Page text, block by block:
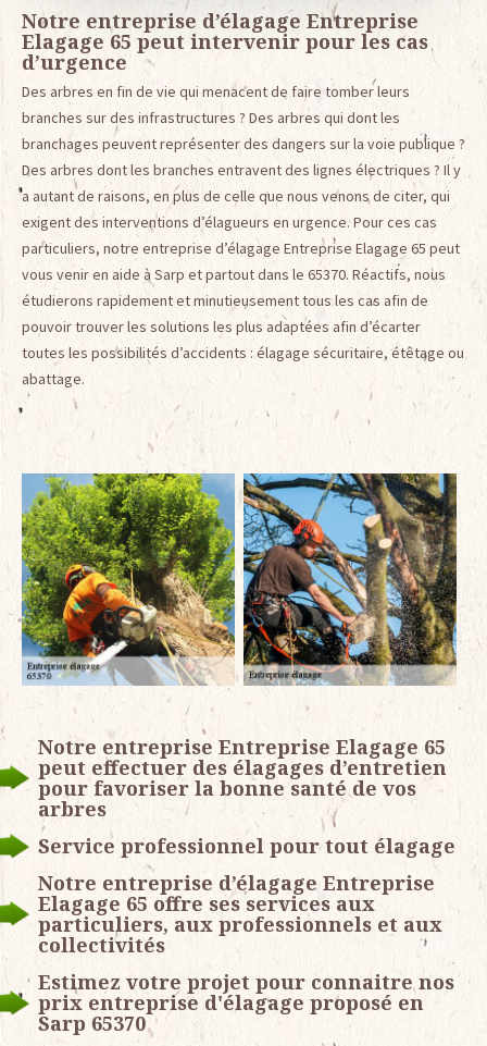
Notre entreprise d’élagage Entreprise
Elagage 65 peut intervenir pour les cas
d’urgence
Des arbres en fin de vie qui menacent de faire tomber leurs
branches sur des infrastructures ? Des arbres qui dont les
branchages peuvent représenter des dangers sur la voie publique ?
Des arbres dont les branches entravent des lignes électriques ? Il y
a autant de raisons, en plus de celle que nous venons de citer, qui
exigent des interventions d’élagueurs en urgence. Pour ces cas
particuliers, notre entreprise d’élagage Entreprise Elagage 65 peut
vous venir en aide à Sarp et partout dans le 65370. Réactifs, nous
étudierons rapidement et minutieusement tous les cas afin de
pouvoir trouver les solutions les plus adaptées afin d’écarter
toutes les possibilités d’accidents : élagage sécuritaire, étêtage ou
abattage.
Notre entreprise Entreprise Elagage 65
peut effectuer des élagages d’entretien
pour favoriser la bonne santé de vos
arbres
Service professionnel pour tout élagage
Notre entreprise d’élagage Entreprise
Elagage 65 offre ses services aux
particuliers, aux professionnels et aux
collectivités
Estimez votre projet pour connaitre nos
prix entreprise d'élagage proposé en
Sarp 65370